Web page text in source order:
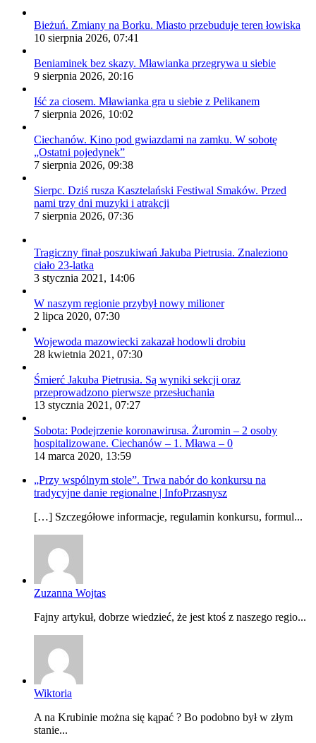
Bieżuń. Zmiany na Borku. Miasto przebuduje teren łowiska
10 sierpnia 2026, 07:41
Beniaminek bez skazy. Mławianka przegrywa u siebie
9 sierpnia 2026, 20:16
Iść za ciosem. Mławianka gra u siebie z Pelikanem
7 sierpnia 2026, 10:02
Ciechanów. Kino pod gwiazdami na zamku. W sobotę
„Ostatni pojedynek”
7 sierpnia 2026, 09:38
Sierpc. Dziś rusza Kasztelański Festiwal Smaków. Przed
nami trzy dni muzyki i atrakcji
7 sierpnia 2026, 07:36
Tragiczny finał poszukiwań Jakuba Pietrusia. Znaleziono
ciało 23-latka
3 stycznia 2021, 14:06
W naszym regionie przybył nowy milioner
2 lipca 2020, 07:30
Wojewoda mazowiecki zakazał hodowli drobiu
28 kwietnia 2021, 07:30
Śmierć Jakuba Pietrusia. Są wyniki sekcji oraz
przeprowadzono pierwsze przesłuchania
13 stycznia 2021, 07:27
Sobota: Podejrzenie koronawirusa. Żuromin – 2 osoby
hospitalizowane. Ciechanów – 1. Mława – 0
14 marca 2020, 13:59
„Przy wspólnym stole”. Trwa nabór do konkursu na
tradycyjne danie regionalne | InfoPrzasnysz
[…] Szczegółowe informacje, regulamin konkursu, formul...
Zuzanna Wojtas
Fajny artykuł, dobrze wiedzieć, że jest ktoś z naszego regio...
Wiktoria
A na Krubinie można się kąpać ? Bo podobno był w złym
stanie...